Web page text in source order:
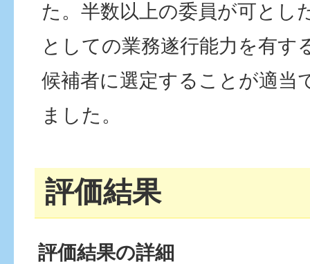
た。半数以上の委員が可とし
としての業務遂行能力を有す
候補者に選定することが適当
ました。
評価結果
評価結果の詳細